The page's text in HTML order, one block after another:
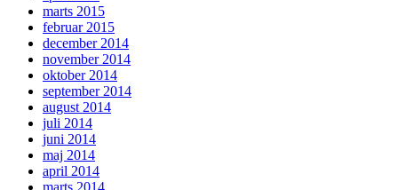
marts 2015
februar 2015
december 2014
november 2014
oktober 2014
september 2014
august 2014
juli 2014
juni 2014
maj 2014
april 2014